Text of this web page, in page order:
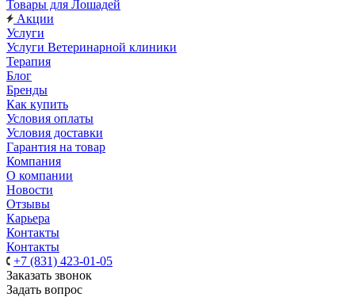
Товары для Лошадей
Акции
Услуги
Услуги Ветеринарной клиники
Терапия
Блог
Бренды
Как купить
Условия оплаты
Условия доставки
Гарантия на товар
Компания
О компании
Новости
Отзывы
Карьера
Контакты
Контакты
+7 (831) 423-01-05
Заказать звонок
Задать вопрос